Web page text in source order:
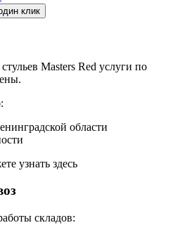
клик
Masters Red услуги по
области
узнать здесь
складов: